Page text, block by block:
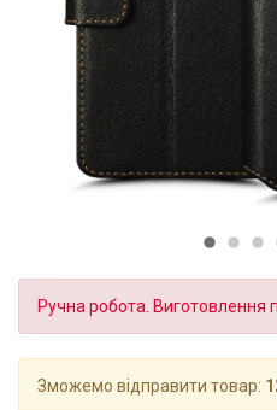
Ручна робота. Виготовлення
Зможемо відправити товар: